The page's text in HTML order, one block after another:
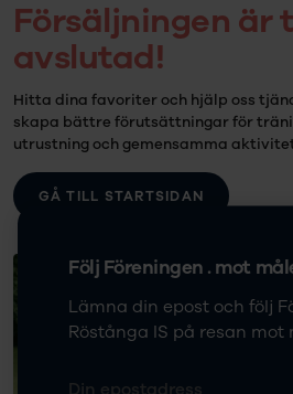
Försäljningen är
avslutad!
Hitta dina favoriter och hjälp oss
skapa bättre förutsättningar för
utrustning och gemensamma
GÅ TILL STARTSIDAN
Följ Föreningen . mot
Lämna din epost och följ
Röstånga IS på resan mot